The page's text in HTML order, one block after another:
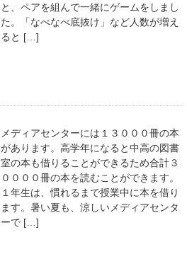
と、ペアを組んで一緒にゲームをしまし
た。「なべなべ底抜け」など人数が増え
ると […]
メディアセンターには１３０００冊の本
があります。高学年になると中高の図書
室の本も借りることができるため合計３
００００冊の本を読むことができます。
１年生は、慣れるまで授業中に本を借り
ます。暑い夏も、涼しいメディアセンタ
ーで […]